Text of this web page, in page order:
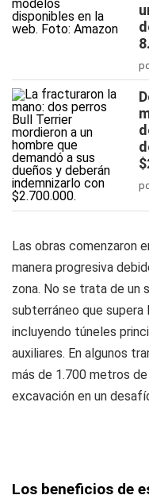
Las obras comenzaron
manera progresiva
zona. No se trata de un
subterráneo que
incluyendo túneles
auxiliares. En algunos
más de 1.700 metros
excavación en un
Los beneficios de